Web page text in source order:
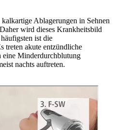
Ablagerungen in Sehnen
wird dieses Krankheitsbild
ist die
treten akute entzündliche
eine Minderdurchblutung
nachts auftreten.